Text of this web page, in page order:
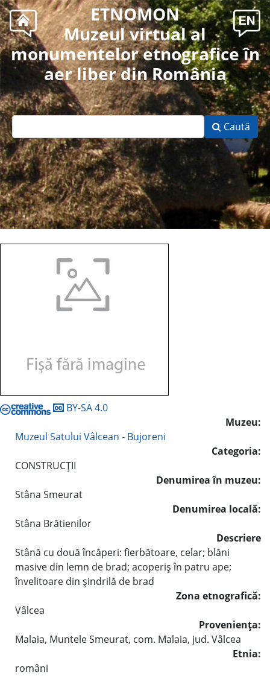
ETNOMON
Muzeul virtual al
monumentelor etnografice în
aer liber din România
Caută
BY-SA 4.0
Muzeu:
Muzeul Satului Vâlcean - Bujoreni
Categoria:
CONSTRUCŢII
Denumirea în muzeu:
Stâna Smeurat
Denumirea locală:
Stâna Brătienilor
Descriere
Stână cu două încăperi: fierbătoare, celar; blăni
masive din lemn de brad; acoperiş în patru ape;
învelitoare din şindrilă de brad
Zona etnografică:
Vâlcea
Provenienţa:
Malaia, Muntele Smeurat, com. Malaia, jud. Vâlcea
Etnia:
români